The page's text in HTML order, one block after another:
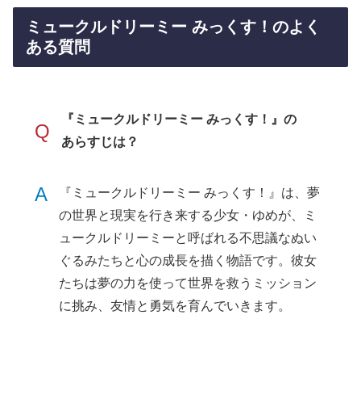
ミュークルドリーミー みっくす！のよく
ある質問
Q
『ミュークルドリーミー みっくす！』の
あらすじは？
A
『ミュークルドリーミー みっくす！』は、夢
の世界と現実を行き来する少女・ゆめが、ミ
ュークルドリーミーと呼ばれる不思議なぬい
ぐるみたちと心の成長を描く物語です。彼女
たちは夢の力を使って世界を救うミッション
に挑み、友情と勇気を育んでいきます。